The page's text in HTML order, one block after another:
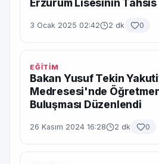
Erzurum Lisesinin Tahsis
3 Ocak 2025 02:42 2 dk 0
EĞİTİM
Bakan Yusuf Tekin
Medresesi'nde
Buluşması Düzenlendi
26 Kasım 2024 16:28 2 dk 0